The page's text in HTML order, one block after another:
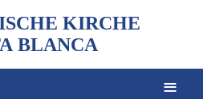
KIRCHE
BLANCA